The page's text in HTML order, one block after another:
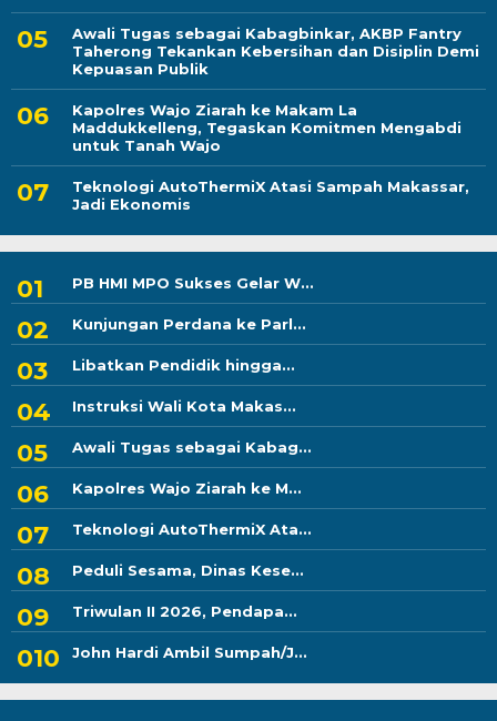
Awali Tugas sebagai Kabagbinkar, AKBP Fantry
Taherong Tekankan Kebersihan dan Disiplin Demi
Kepuasan Publik
Kapolres Wajo Ziarah ke Makam La
Maddukkelleng, Tegaskan Komitmen Mengabdi
untuk Tanah Wajo
Teknologi AutoThermiX Atasi Sampah Makassar,
Jadi Ekonomis
PB HMI MPO Sukses Gelar W...
Kunjungan Perdana ke Parl...
Libatkan Pendidik hingga...
Instruksi Wali Kota Makas...
Awali Tugas sebagai Kabag...
Kapolres Wajo Ziarah ke M...
Teknologi AutoThermiX Ata...
Peduli Sesama, Dinas Kese...
Triwulan II 2026, Pendapa...
John Hardi Ambil Sumpah/J...